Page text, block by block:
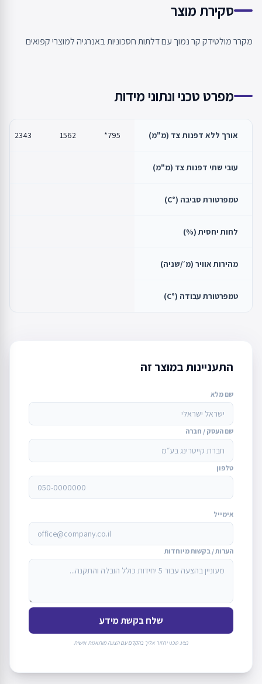
סקירת מוצר
מקרר מולטידק קר נמוך עם דלתות חסכוניות באנרגיה למוצרי קפואים
מפרט טכני ונתוני מידות
אורך ללא דפנות צד (מ"מ) 795*
1562
2343
עובי שתי דפנות צד (מ"מ)
טמפרטורת סביבה (°C)
לחות יחסית (%)
מהירות אוויר (מ׳/שניה)
טמפרטורת עבודה (°C)
התעניינות במוצר זה
שם מלא
שם העסק / חברה
טלפון
אימייל
הערות / בקשות מיוחדות
שלח בקשת מידע
נציג טכני יחזור אליך בהקדם עם הצעה מותאמת אישית